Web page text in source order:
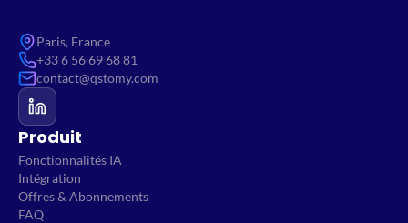
Paris, France
+33 6 56 69 68 81
contact@qstomy.com
Produit
Fonctionnalités IA
Intégration
Offres & Abonnements
FAQ